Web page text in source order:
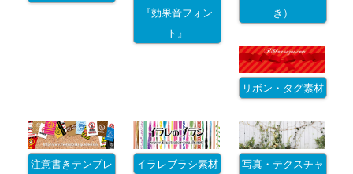
『効果音フォン
ト』
き）
リボン・タグ素材
注意書きテンプレ
イラレブラシ素材
写真・テクスチャ